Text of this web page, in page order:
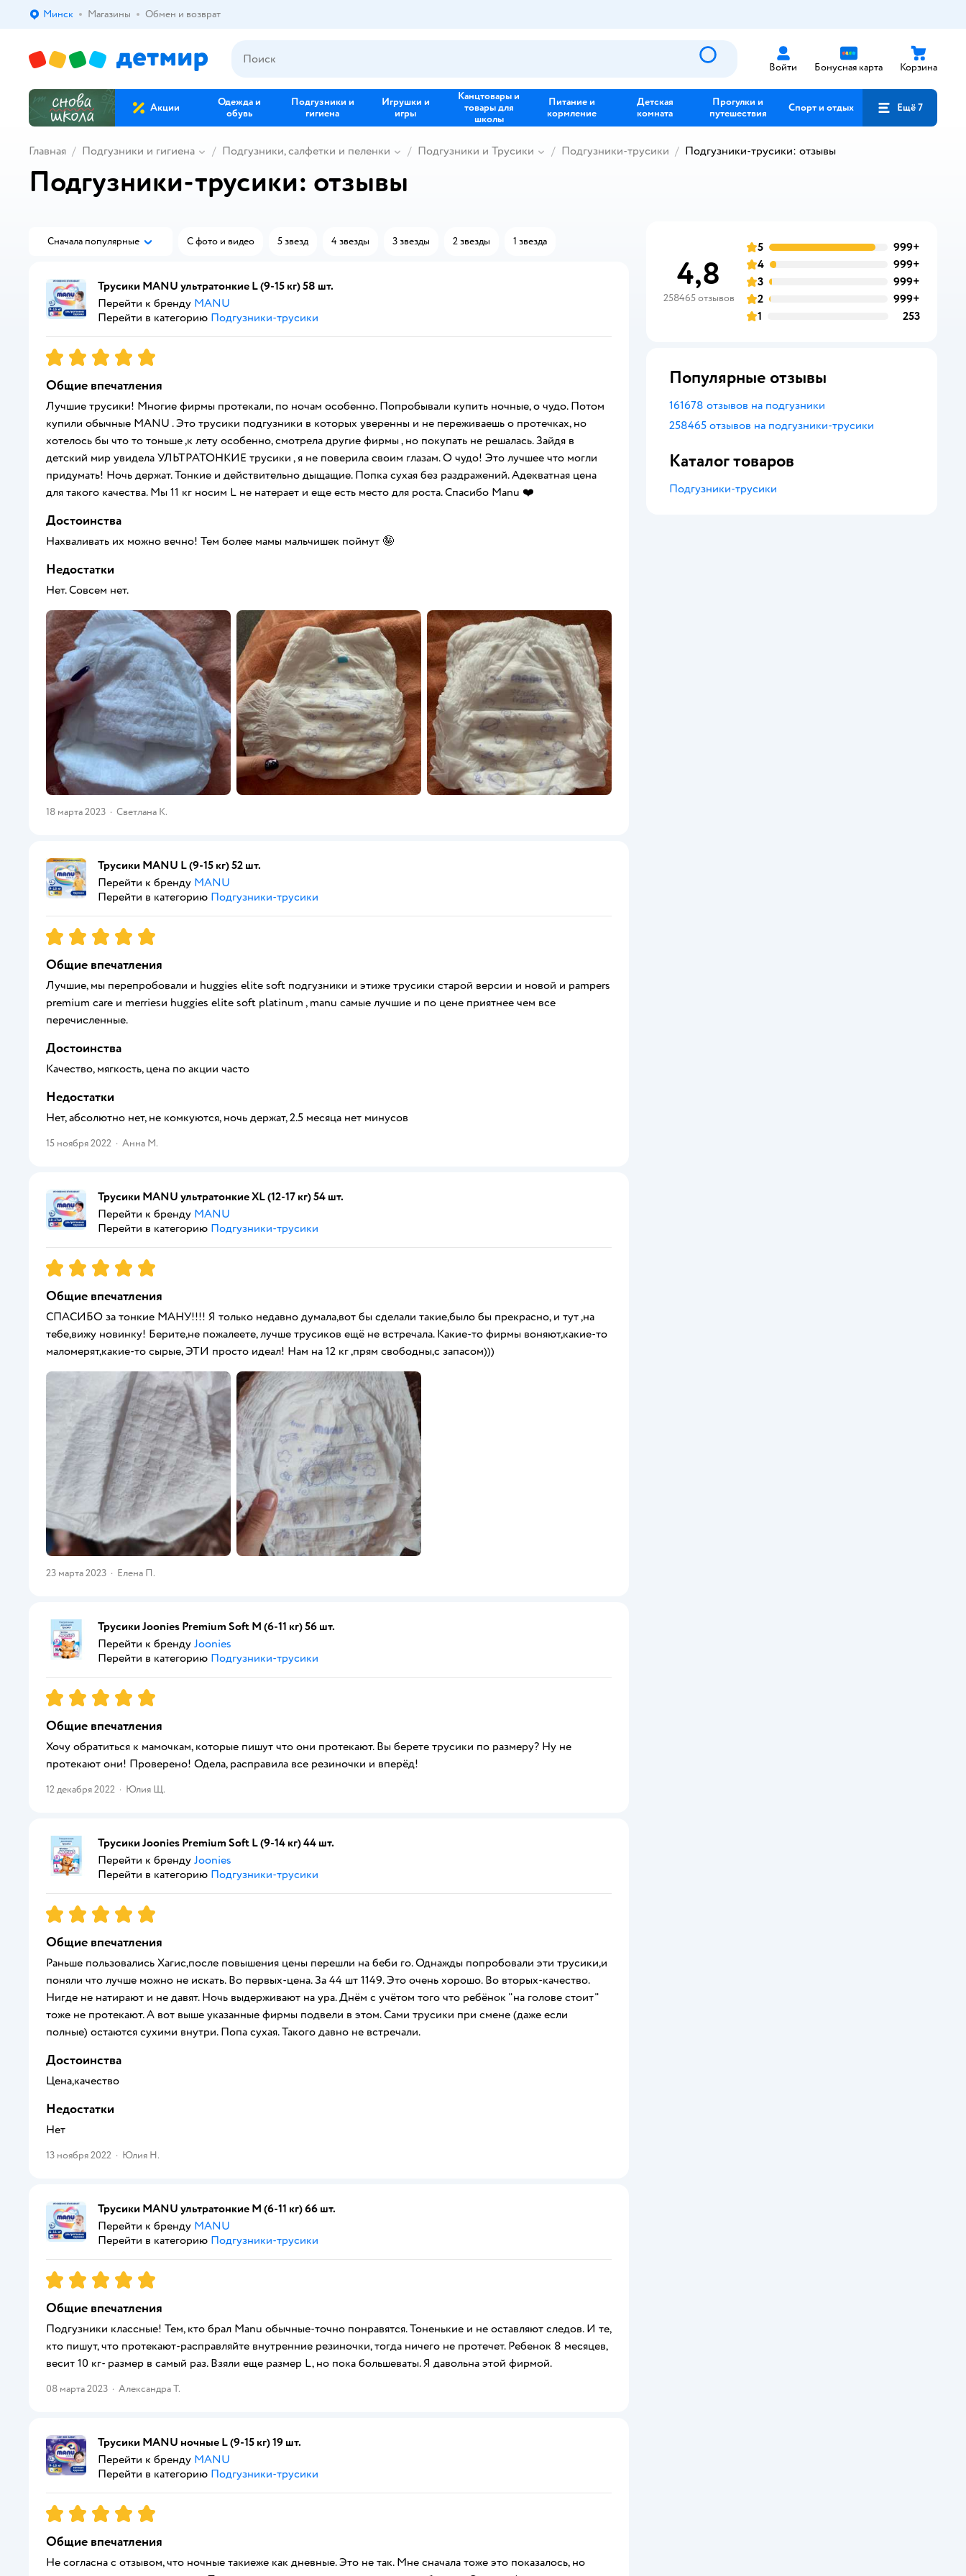
Выбор адреса доставки.
Минск Магазины Обмен и возврат
Войти Бонусная карта Корзина
Акции
Одежда и
обувь
Подгузники и
гигиена
Игрушки и
игры
Канцтовары и
товары для
школы
Питание и
кормление
Детская
комната
Прогулки и
путешествия
Спорт и отдых Ещё 7
Главная Подгузники и гигиена Подгузники, салфетки и пеленки Подгузники и Трусики Подгузники-трусики Подгузники-трусики: отзывы
Подгузники-трусики: отзывы
Сначала популярные С фото и видео 5 звезд 4 звезды 3 звезды 2 звезды 1 звезда
Трусики MANU ультратонкие L (9-15 кг) 58 шт.
Перейти к бренду MANU
Перейти в категорию Подгузники-трусики
Рейтинг:5
Общие впечатления
Лучшие трусики! Многие фирмы протекали, по ночам особенно. Попробывали купить ночные, о чудо. Потом
купили обычные MANU . Это трусики подгузники в которых уверенны и не переживаешь о протечках, но
хотелось бы что то тоньше ,к лету особенно, смотрела другие фирмы , но покупать не решалась. Зайдя в
детский мир увидела УЛЬТРАТОНКИЕ трусики , я не поверила своим глазам. О чудо! Это лучшее что могли
придумать! Ночь держат. Тонкие и действительно дыщащие. Попка сухая без раздражений. Адекватная цена
для такого качества. Мы 11 кг носим L не натерает и еще есть место для роста. Спасибо Manu ❤️
Достоинства
Нахваливать их можно вечно! Тем более мамы мальчишек поймут 🤪
Недостатки
Нет. Совсем нет.
18 марта 2023 · Светлана К.
Трусики MANU L (9-15 кг) 52 шт.
Перейти к бренду MANU
Перейти в категорию Подгузники-трусики
Рейтинг:5
Общие впечатления
Лучшие, мы перепробовали и huggies elite soft подгузники и этиже трусики старой версии и новой и pampers
premium care и merriesи huggies elite soft platinum , manu самые лучшие и по цене приятнее чем все
перечисленные.
Достоинства
Качество, мягкость, цена по акции часто
Недостатки
Нет, абсолютно нет, не комкуются, ночь держат, 2.5 месяца нет минусов
15 ноября 2022 · Анна М.
Трусики MANU ультратонкие XL (12-17 кг) 54 шт.
Перейти к бренду MANU
Перейти в категорию Подгузники-трусики
Рейтинг:5
Общие впечатления
СПАСИБО за тонкие МАНУ!!!! Я только недавно думала,вот бы сделали такие,было бы прекрасно, и тут ,на
тебе,вижу новинку! Берите,не пожалеете, лучше трусиков ещё не встречала. Какие-то фирмы воняют,какие-то
маломерят,какие-то сырые, ЭТИ просто идеал! Нам на 12 кг ,прям свободны,с запасом)))
23 марта 2023 · Елена П.
Трусики Joonies Premium Soft M (6-11 кг) 56 шт.
Перейти к бренду Joonies
Перейти в категорию Подгузники-трусики
Рейтинг:5
Общие впечатления
Хочу обратиться к мамочкам, которые пишут что они протекают. Вы берете трусики по размеру? Ну не
протекают они! Проверено! Одела, расправила все резиночки и вперёд!
12 декабря 2022 · Юлия Щ.
Трусики Joonies Premium Soft L (9-14 кг) 44 шт.
Перейти к бренду Joonies
Перейти в категорию Подгузники-трусики
Рейтинг:5
Общие впечатления
Раньше пользовались Хагис,после повышения цены перешли на беби го. Однажды попробовали эти трусики,и
поняли что лучше можно не искать. Во первых-цена. За 44 шт 1149. Это очень хорошо. Во вторых-качество.
Нигде не натирают и не давят. Ночь выдерживают на ура. Днём с учётом того что ребёнок "на голове стоит"
тоже не протекают. А вот выше указанные фирмы подвели в этом. Сами трусики при смене (даже если
полные) остаются сухими внутри. Попа сухая. Такого давно не встречали.
Достоинства
Цена,качество
Недостатки
Нет
13 ноября 2022 · Юлия Н.
Трусики MANU ультратонкие M (6-11 кг) 66 шт.
Перейти к бренду MANU
Перейти в категорию Подгузники-трусики
Рейтинг:5
Общие впечатления
Подгузники классные! Тем, кто брал Manu обычные-точно понравятся. Тоненькие и не оставляют следов. И те,
кто пишут, что протекают-расправляйте внутренние резиночки, тогда ничего не протечет. Ребенок 8 месяцев,
весит 10 кг- размер в самый раз. Взяли еще размер L, но пока большеваты. Я давольна этой фирмой.
08 марта 2023 · Александра Т.
Трусики MANU ночные L (9-15 кг) 19 шт.
Перейти к бренду MANU
Перейти в категорию Подгузники-трусики
Рейтинг:5
Общие впечатления
Не согласна с отзывом, что ночные такиеже как дневные. Это не так. Мне сначала тоже это показалось, но
4,8
258465 отзывов
оценка
5 999+
оценка
4 999+
оценка
3 999+
оценка
2 999+
оценка
1 253отзывов
Популярные отзывы
161678 отзывов на подгузники
258465 отзывов на подгузники-трусики
Каталог товаров
Подгузники-трусики